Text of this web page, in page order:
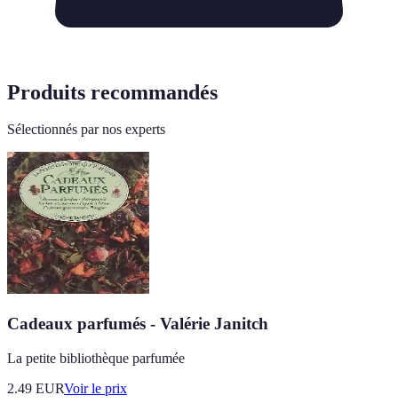
Produits recommandés
Sélectionnés par nos experts
Cadeaux parfumés - Valérie Janitch
La petite bibliothèque parfumée
2.49 EURVoir le prix